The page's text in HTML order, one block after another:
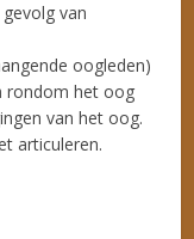
van
oogleden)
rondom het oog
van het oog.
articuleren.